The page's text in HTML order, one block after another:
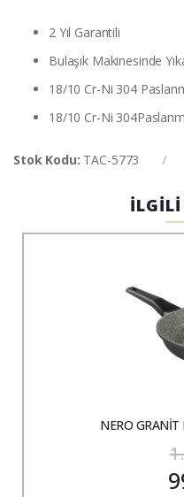
2 Yıl Garantili
Bulaşık Makinesinde
18/10 Cr-Ni 304
18/10 Cr-Ni
Stok Kodu: TAC-5773
İLGİLİ
NERO